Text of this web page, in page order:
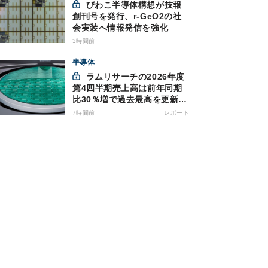
創刊号を発行、r-GeO2の社
会実装へ情報発信を強化
3時間前
半導体
第4四半期売上高は前年同期
比30％増で過去最高を更新、
NAND関連が好調
7時間前 レポート